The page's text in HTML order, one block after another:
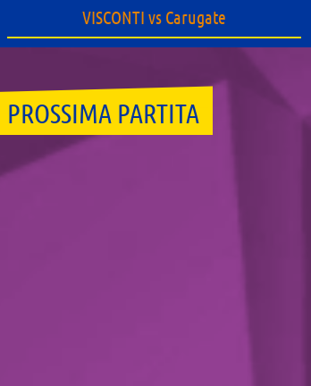
VISCONTI vs Carugate
PROSSIMA PARTITA